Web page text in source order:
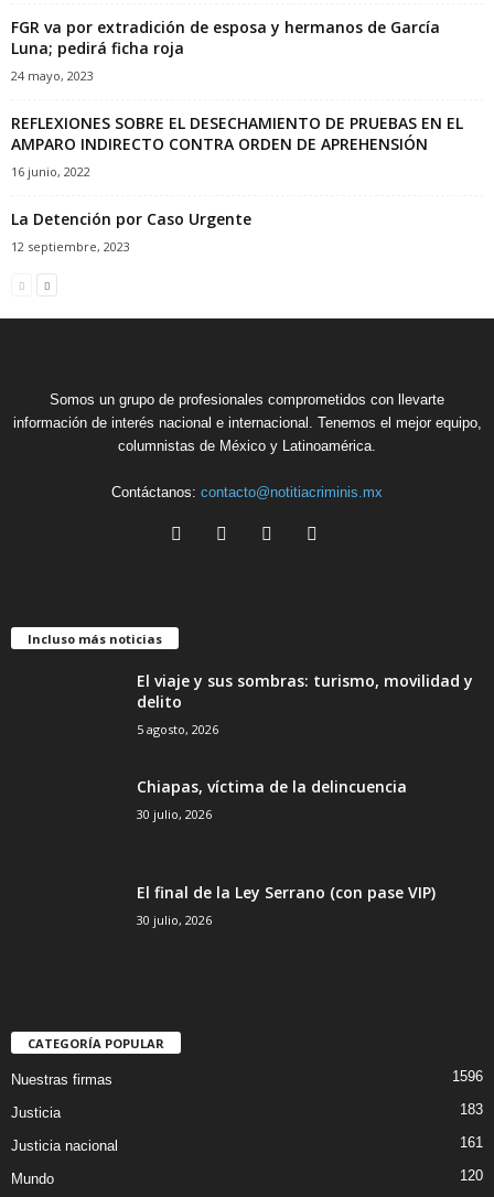
FGR va por extradición de esposa y hermanos de García
Luna; pedirá ficha roja
24 mayo, 2023
REFLEXIONES SOBRE EL DESECHAMIENTO DE PRUEBAS EN EL
AMPARO INDIRECTO CONTRA ORDEN DE APREHENSIÓN
16 junio, 2022
La Detención por Caso Urgente
12 septiembre, 2023
Somos un grupo de profesionales comprometidos con llevarte
información de interés nacional e internacional. Tenemos el mejor equipo,
columnistas de México y Latinoamérica.
Contáctanos: contacto@notitiacriminis.mx
Incluso más noticias
El viaje y sus sombras: turismo, movilidad y
delito
5 agosto, 2026
Chiapas, víctima de la delincuencia
30 julio, 2026
El final de la Ley Serrano (con pase VIP)
30 julio, 2026
CATEGORÍA POPULAR
Nuestras firmas 1596
Justicia 183
Justicia nacional 161
Mundo 120